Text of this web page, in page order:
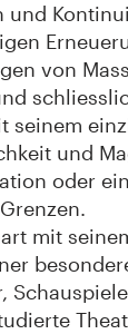
und
von
seinem
und
oder
mit